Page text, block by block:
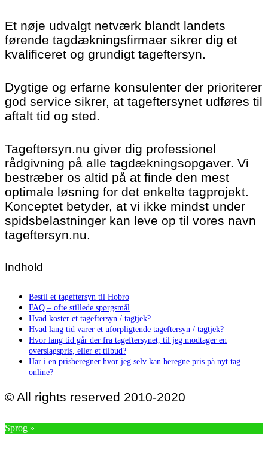
Et nøje udvalgt netværk blandt landets
førende tagdækningsfirmaer sikrer dig et
kvalificeret og grundigt tageftersyn.
Dygtige og erfarne konsulenter der prioriterer
god service sikrer, at tageftersynet udføres til
aftalt tid og sted.
Tageftersyn.nu giver dig professionel
rådgivning på alle tagdækningsopgaver. Vi
bestræber os altid på at finde den mest
optimale løsning for det enkelte tagprojekt.
Konceptet betyder, at vi ikke mindst under
spidsbelastninger kan leve op til vores navn
tageftersyn.nu.
Indhold
Bestil et tageftersyn til Hobro
FAQ – ofte stillede spørgsmål
Hvad koster et tageftersyn / tagtjek?
Hvad lang tid varer et uforpligtende tageftersyn / tagtjek?
Hvor lang tid går der fra tageftersynet, til jeg modtager en
overslagspris, eller et tilbud?
Har i en prisberegner hvor jeg selv kan beregne pris på nyt tag
online?
© All rights reserved 2010-2020
Sprog »